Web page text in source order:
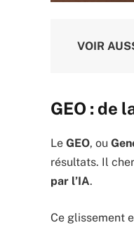
VOIR
GEO : de
Le GEO, ou
résultats. Il
par l’IA.
Ce glissement